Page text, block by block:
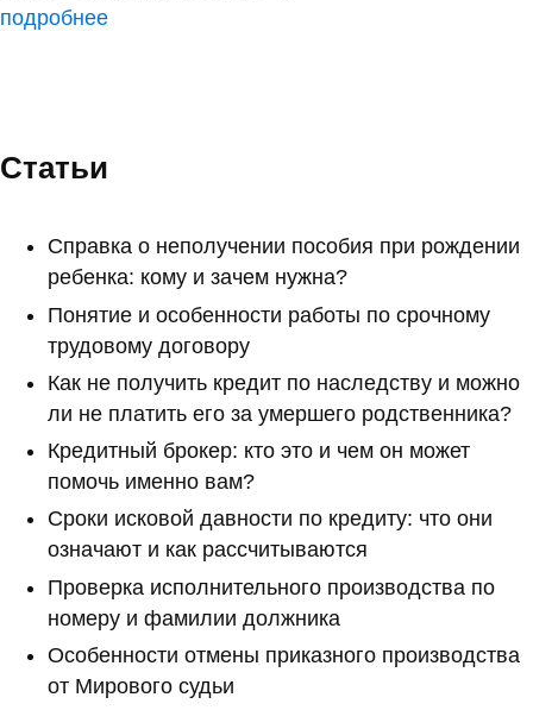
подробнее
Статьи
Справка о неполучении пособия при рождении
ребенка: кому и зачем нужна?
Понятие и особенности работы по срочному
трудовому договору
Как не получить кредит по наследству и можно
ли не платить его за умершего родственника?
Кредитный брокер: кто это и чем он может
помочь именно вам?
Сроки исковой давности по кредиту: что они
означают и как рассчитываются
Проверка исполнительного производства по
номеру и фамилии должника
Особенности отмены приказного производства
от Мирового судьи